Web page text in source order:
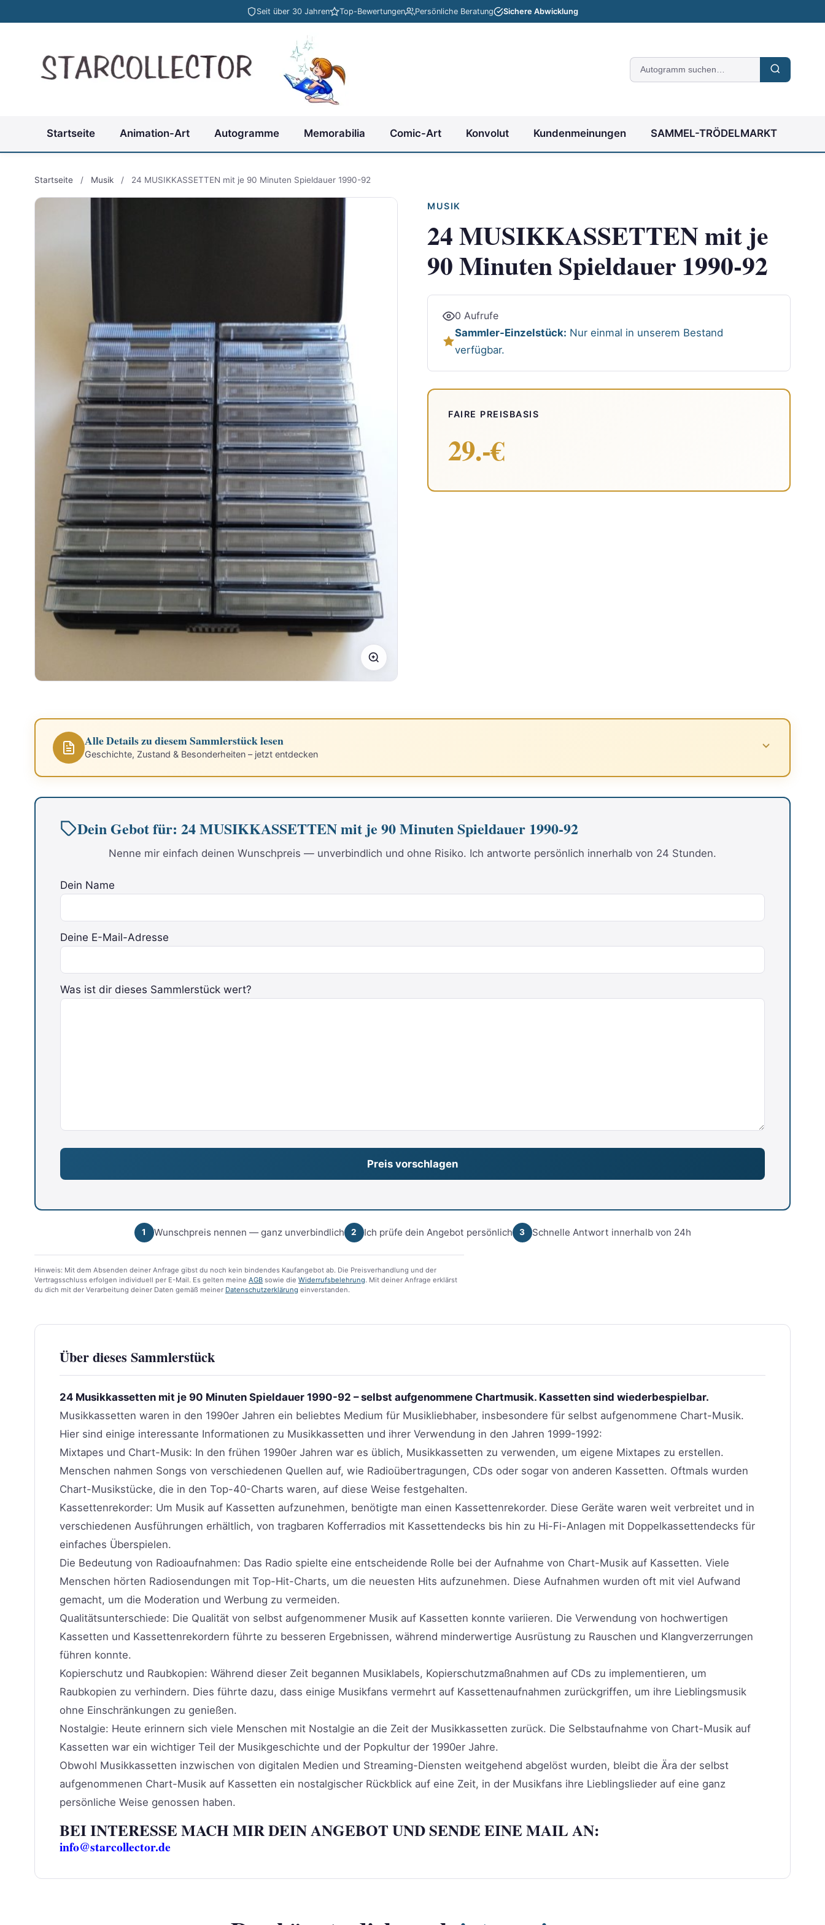
Seit über 30 Jahren Top-Bewertungen Persönliche Beratung Sichere Abwicklung
Suche
nach
Startseite Animation-Art Autogramme Memorabilia Comic-Art Konvolut Kundenmeinungen SAMMEL-TRÖDELMARKT
Startseite / Musik / 24 MUSIKKASSETTEN mit je 90 Minuten Spieldauer 1990-92
MUSIK
24 MUSIKKASSETTEN mit je
90 Minuten Spieldauer 1990-92
0 Aufrufe
Sammler-Einzelstück: Nur einmal in unserem Bestand
verfügbar.
FAIRE PREISBASIS
29.-€
Alle Details zu diesem Sammlerstück lesen
Geschichte, Zustand & Besonderheiten – jetzt entdecken
Dein Gebot für: 24 MUSIKKASSETTEN mit je 90 Minuten Spieldauer 1990-92
Nenne mir einfach deinen Wunschpreis — unverbindlich und ohne Risiko. Ich antworte persönlich innerhalb von 24 Stunden.
Dein Name
Deine E-Mail-Adresse
Bitte lasse dieses Feld leer.
Was ist dir dieses Sammlerstück wert?
1 Wunschpreis nennen — ganz unverbindlich 2 Ich prüfe dein Angebot persönlich 3 Schnelle Antwort innerhalb von 24h
Hinweis: Mit dem Absenden deiner Anfrage gibst du noch kein bindendes Kaufangebot ab. Die Preisverhandlung und der
Vertragsschluss erfolgen individuell per E-Mail. Es gelten meine AGB sowie die Widerrufsbelehrung. Mit deiner Anfrage erklärst
du dich mit der Verarbeitung deiner Daten gemäß meiner Datenschutzerklärung einverstanden.
Über dieses Sammlerstück
24 Musikkassetten mit je 90 Minuten Spieldauer 1990-92 – selbst aufgenommene Chartmusik. Kassetten sind wiederbespielbar.
Musikkassetten waren in den 1990er Jahren ein beliebtes Medium für Musikliebhaber, insbesondere für selbst aufgenommene Chart-Musik.
Hier sind einige interessante Informationen zu Musikkassetten und ihrer Verwendung in den Jahren 1999-1992:
Mixtapes und Chart-Musik: In den frühen 1990er Jahren war es üblich, Musikkassetten zu verwenden, um eigene Mixtapes zu erstellen.
Menschen nahmen Songs von verschiedenen Quellen auf, wie Radioübertragungen, CDs oder sogar von anderen Kassetten. Oftmals wurden
Chart-Musikstücke, die in den Top-40-Charts waren, auf diese Weise festgehalten.
Kassettenrekorder: Um Musik auf Kassetten aufzunehmen, benötigte man einen Kassettenrekorder. Diese Geräte waren weit verbreitet und in
verschiedenen Ausführungen erhältlich, von tragbaren Kofferradios mit Kassettendecks bis hin zu Hi-Fi-Anlagen mit Doppelkassettendecks für
einfaches Überspielen.
Die Bedeutung von Radioaufnahmen: Das Radio spielte eine entscheidende Rolle bei der Aufnahme von Chart-Musik auf Kassetten. Viele
Menschen hörten Radiosendungen mit Top-Hit-Charts, um die neuesten Hits aufzunehmen. Diese Aufnahmen wurden oft mit viel Aufwand
gemacht, um die Moderation und Werbung zu vermeiden.
Qualitätsunterschiede: Die Qualität von selbst aufgenommener Musik auf Kassetten konnte variieren. Die Verwendung von hochwertigen
Kassetten und Kassettenrekordern führte zu besseren Ergebnissen, während minderwertige Ausrüstung zu Rauschen und Klangverzerrungen
führen konnte.
Kopierschutz und Raubkopien: Während dieser Zeit begannen Musiklabels, Kopierschutzmaßnahmen auf CDs zu implementieren, um
Raubkopien zu verhindern. Dies führte dazu, dass einige Musikfans vermehrt auf Kassettenaufnahmen zurückgriffen, um ihre Lieblingsmusik
ohne Einschränkungen zu genießen.
Nostalgie: Heute erinnern sich viele Menschen mit Nostalgie an die Zeit der Musikkassetten zurück. Die Selbstaufnahme von Chart-Musik auf
Kassetten war ein wichtiger Teil der Musikgeschichte und der Popkultur der 1990er Jahre.
Obwohl Musikkassetten inzwischen von digitalen Medien und Streaming-Diensten weitgehend abgelöst wurden, bleibt die Ära der selbst
aufgenommenen Chart-Musik auf Kassetten ein nostalgischer Rückblick auf eine Zeit, in der Musikfans ihre Lieblingslieder auf eine ganz
persönliche Weise genossen haben.
BEI INTERESSE MACH MIR DEIN ANGEBOT UND SENDE EINE MAIL AN:
info@starcollector.de